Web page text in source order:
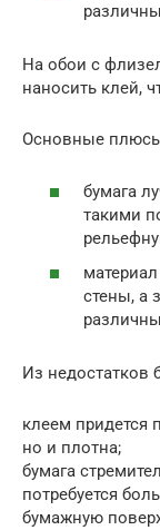
На обои с
наносить клей,
Основные
бумага
такими
стены, а
Из недостатков
клеем придется
но и плотна;
бумага
потребуется
бумажную